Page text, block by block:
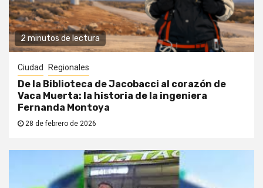
2 minutos de lectura
Ciudad Regionales
De la Biblioteca de Jacobacci al corazón de
Vaca Muerta: la historia de la ingeniera
Fernanda Montoya
28 de febrero de 2026